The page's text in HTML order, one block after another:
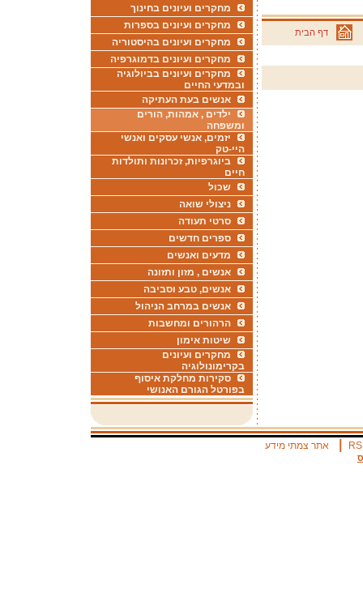
דף הבית
מחקרים ועיונים בחינוך
מחקרים ועיונים בספרות
מחקרים ועיונים בהיסטוריה
מחקרים ועיונים בדמוגרפיה
מחקרים ועיונים בביולוגיה
ובמדעי החיים
אנשים בעת העתיקה
ילדים , אמהות, הורים
ומשפחה
יזמים, אנשי עסקים ואנשי
היי-טק
ביוגרפיות, זכרונות ותולדות
חיים
שכול
ניצולי שואה
סרטי תעודה
ספרים חדשים
מדעים ואנשים
אנשים , מזון ותזונה
אנשים, טבע וסביבה
אנשים במרחב הניהול
הרהורים ומחשבות
שיטות אימון
מחקרים ועיונים
בקרימונולוגיה
סקירות מחלקת איסוף
בפורטל הגורם האנושי
אתר צמתי מידע